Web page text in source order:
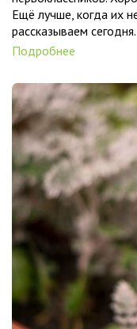
Ещё лучше, когда их
рассказываем сегодня.
Подробнее